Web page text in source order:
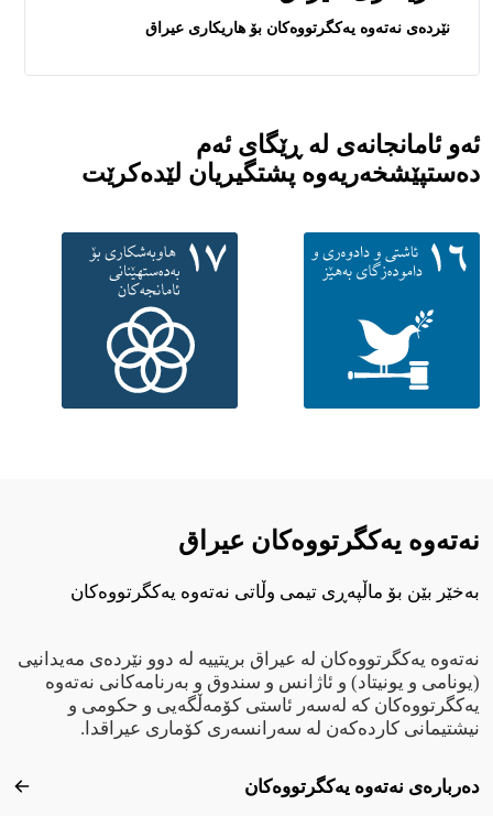
نێرده‌ى نه‌ته‌وه‌ يه‌كگرتووه‌كان بۆ هاريكارى عيراق
ئەو ئامانجانەی لە ڕێگای ئەم
دەستپێشخەریەوە پشتگیریان لێدەکرێت
نەتەوە یەکگرتووەکان عيراق
بەخێر بێن بۆ ماڵپەڕی تیمی وڵاتی نەتەوە یەکگرتووەکان
نەتەوە یەکگرتووەکان لە عیراق بریتییە لە دوو نێردەی مەیدانیی
(یونامی و یونیتاد) و ئاژانس و سندوق و بەرنامەکانی نەتەوە
یەکگرتووەکان کە لەسەر ئاستی کۆمەڵگەیی و حکومی و
نیشتیمانی کاردەکەن لە سەرانسەری کۆماری عیراقدا.
Footer menu
دەربارەی نەتەوە یەکگرتووەکان